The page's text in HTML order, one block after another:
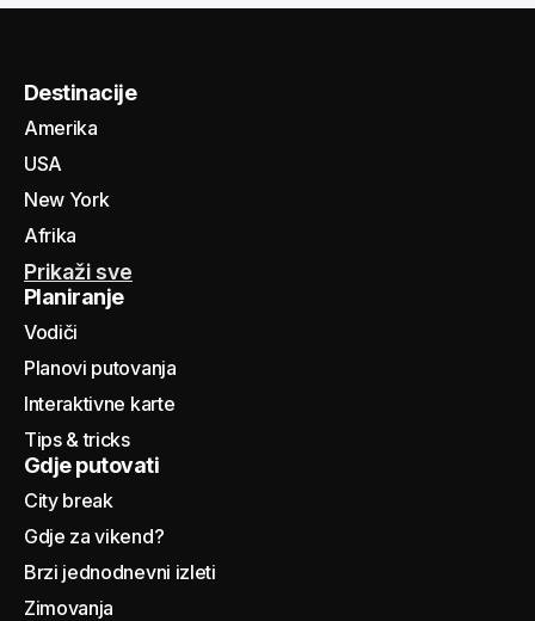
Destinacije
Amerika
USA
New York
Afrika
Prikaži sve
Planiranje
Vodiči
Planovi putovanja
Interaktivne karte
Tips & tricks
Gdje putovati
City break
Gdje za vikend?
Brzi jednodnevni izleti
Zimovanja